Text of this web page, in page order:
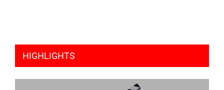
HIGHLIGHTS